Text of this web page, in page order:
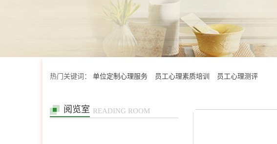
热门关键词： 单位定制心理服务 员工心理素质培训 员工心理测评
阅览室 READING ROOM